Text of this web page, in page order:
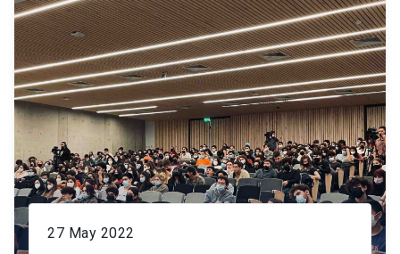
27 May 2022